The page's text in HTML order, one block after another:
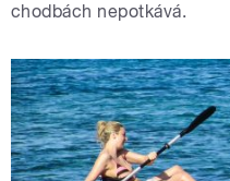
chodbách nepotkává.